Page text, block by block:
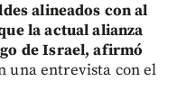
alineados con al
la actual alianza
de Israel, afirmó
una entrevista con el